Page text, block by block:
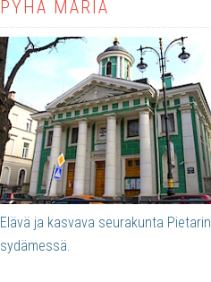
PYHÄ MARIA
Elävä ja kasvava seurakunta Pietarin
sydämessä.